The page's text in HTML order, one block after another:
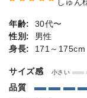
しゅん
年齢:
30代〜
性別:
男性
身長:
171～175cm
サイズ感 小さい
品質